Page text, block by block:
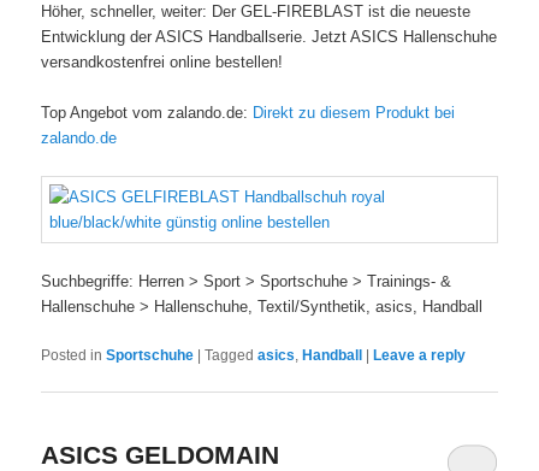
Höher, schneller, weiter: Der GEL-FIREBLAST ist die neueste
Entwicklung der ASICS Handballserie. Jetzt ASICS Hallenschuhe
versandkostenfrei online bestellen!
Top Angebot vom zalando.de: Direkt zu diesem Produkt bei
zalando.de
Suchbegriffe: Herren > Sport > Sportschuhe > Trainings- &
Hallenschuhe > Hallenschuhe, Textil/Synthetik, asics, Handball
Posted in Sportschuhe |Tagged asics, Handball Leave a reply
ASICS GELDOMAIN